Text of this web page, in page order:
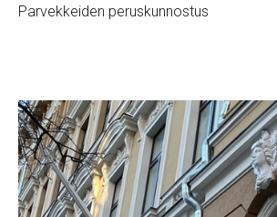
Parvekkeiden peruskunnostus